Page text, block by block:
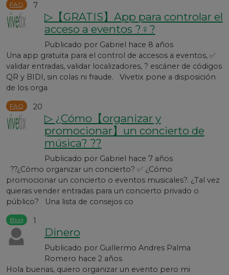
FAQ 7
▷【GRATIS】App para controlar el
acceso a eventos ?‍♀️?
Publicado por Gabriel hace 8 años
FAQ 20
Una app gratuita para el control de accesos a eventos, ✅
validar entradas, validar localizadores, ? escáner de códigos
QR y BIDI, sin colas ni fraude. Vivetix pone a disposición
de los orga
▷ ¿Cómo【organizar y
promocionar】un concierto de
música? ??
Publicado por Gabriel hace 7 años
Blog 1
??¿Cómo organizar un concierto? ✅ ¿Cómo
promocionar un concierto o eventos musicales?. ¿Tal vez
quieras vender entradas para un concierto privado o
público? Una lista de consejos co
Dinero
Publicado por Guillermo Andres Palma
Romero hace 2 años
Hola buenas, quiero organizar un evento pero mi